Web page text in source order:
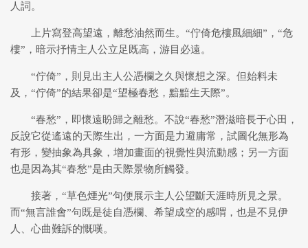
人詞。
上片寫登高望遠，離愁油然而生。“佇倚危樓風細細”，“危
樓”，暗示抒情主人公立足既高，游目必遠。
“佇倚”，則見出主人公憑欄之久與懷想之深。但始料未
及，“佇倚”的結果卻是“望極春愁，黯黯生天際”。
“春愁”，即懷遠盼歸之離愁。不說“春愁”潛滋暗長于心田，
反說它從遙遠的天際生出，一方面是力避庸常，試圖化無形為
有形，變抽象為具象，增加畫面的視覺性與流動感；另一方面
也是因為其“春愁”是由天際景物所觸發。
接著，“草色煙光”句便展示主人公望斷天涯時所見之景。
而“無言誰會”句既是徒自憑欄、希望成空的感喟，也是不見伊
人、心曲難訴的慨嘆。